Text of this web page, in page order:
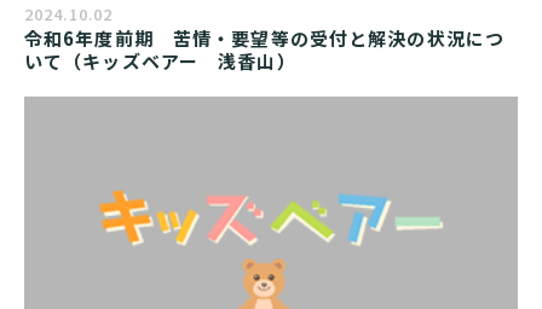
2024.10.02
令和6年度前期　苦情・要望等の受付と解決の状況につ
いて（キッズベアー　浅香山）